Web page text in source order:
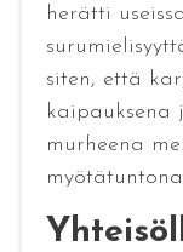
herätti
siten, että
kaipauksena
murheena